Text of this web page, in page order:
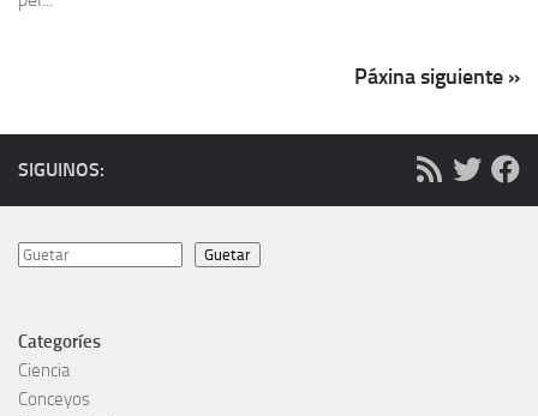
Páxina siguiente »
SIGUINOS:
Guetar Guetar
Categoríes
Ciencia
Conceyos